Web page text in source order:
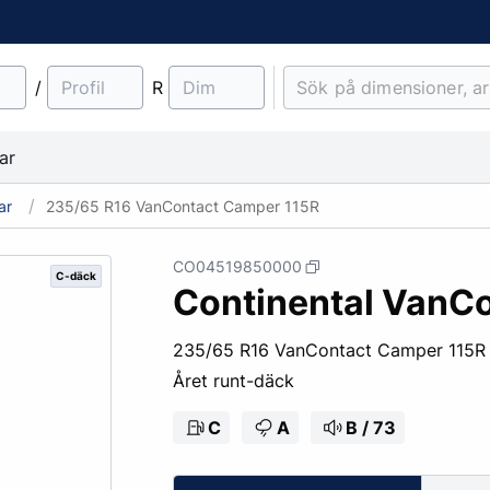
/ R
Entreprenad & Maskiner
Lastbilsfälgar
O-ringar
Fälgtillbehör
Pinnbultar
Fälgskydd
Bult & Mutter
235/65 R16 VanContact Camper 115R
C-däck CO04519850000
Continental
235/65 R16 VanContact Camper 115R
Året runt-däck
C A B / 73